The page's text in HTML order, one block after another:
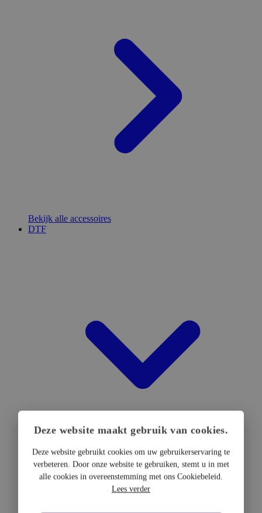
Bekijk alle accessoires
DTF
DTF Hardware
DTF Printers
Deze website maakt gebruik van cookies.
Deze website gebruikt cookies om uw gebruikerservaring te
verbeteren. Door onze website te gebruiken, stemt u in met
alle cookies in overeenstemming met ons Cookiebeleid.
Lees verder